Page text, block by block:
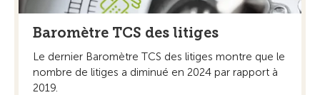
Baromètre TCS des litiges
Le dernier Baromètre TCS des litiges montre que le
nombre de litiges a diminué en 2024 par rapport à
2019.